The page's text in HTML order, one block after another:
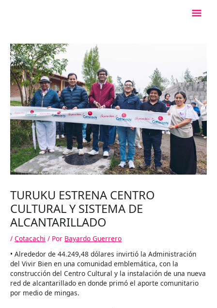
TURUKU ESTRENA CENTRO
CULTURAL Y SISTEMA DE
ALCANTARILLADO
/Cotacachi / Por Bayardo Guerrero
• Alrededor de 44.249,48 dólares invirtió la Administración
del Vivir Bien en una comunidad emblemática, con la
construcción del Centro Cultural y la instalación de una nueva
red de alcantarillado en donde primó el aporte comunitario
por medio de mingas.